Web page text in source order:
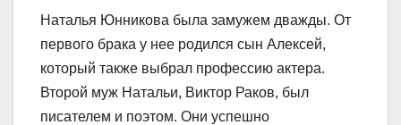
Наталья Юнникова была замужем дважды. От
первого брака у нее родился сын Алексей,
который также выбрал профессию актера.
Второй муж Натальи, Виктор Раков, был
писателем и поэтом. Они успешно